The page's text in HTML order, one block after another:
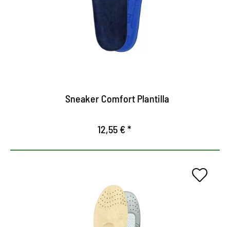
Proporciona un clima agradable en el calzado
Alivia las articulaciones, los ligamentos y la
columna vertebral
Sneaker Comfort Plantilla
12,55 € *
Plantilla de gel para una